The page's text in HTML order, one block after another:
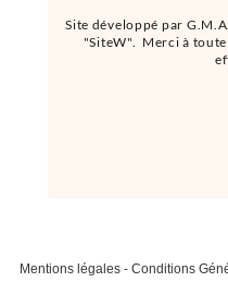
Site développé par
"SiteW". Merci à
Mentions légales- Conditions